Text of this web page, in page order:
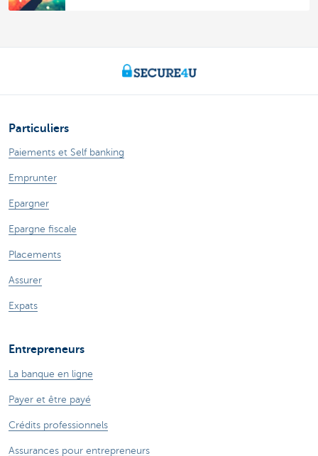
Particuliers
Paiements et Self banking
Emprunter
Epargner
Epargne fiscale
Placements
Assurer
Expats
Entrepreneurs
La banque en ligne
Payer et être payé
Crédits professionnels
Assurances pour entrepreneurs